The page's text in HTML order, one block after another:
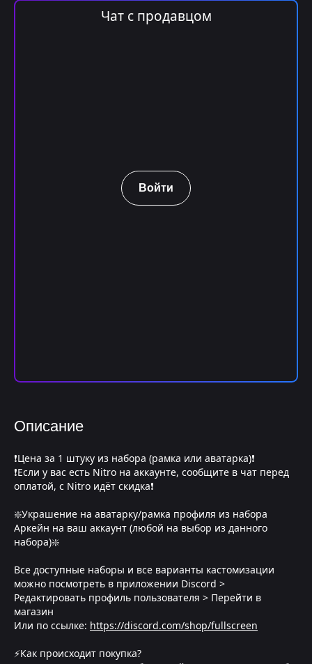
Чат с продавцом
Войти
Описание
❗Цена за 1 штуку из набора (рамка или аватарка)❗
❗Если у вас есть Nitro на аккаунте, сообщите в чат перед
оплатой, с Nitro идёт скидка❗
❇️Украшение на аватарку/рамка профиля из набора
Аркейн на ваш аккаунт (любой на выбор из данного
набора)❇️
Все доступные наборы и все варианты кастомизации
можно посмотреть в приложении Discord >
Редактировать профиль пользователя > Перейти в
магазин
Или по ссылке: https://discord.com/shop/fullscreen
⚡Как происходит покупка?